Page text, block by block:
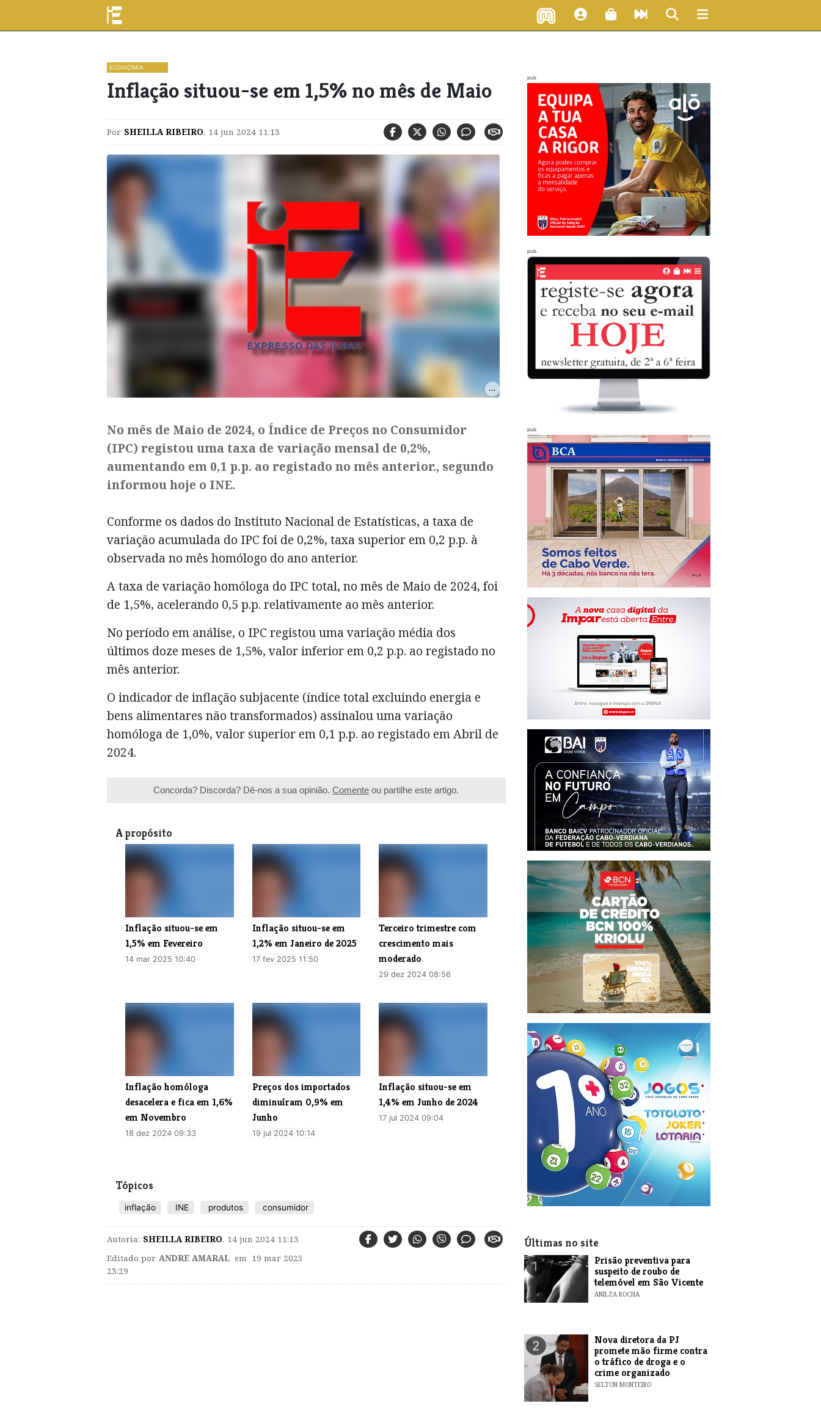
ECONOMIA
Inflação situou-se em 1,5% no mês de Maio
Por SHEILLA RIBEIRO, 14 jun 2024 11:13
No mês de Maio de 2024, o Índice de Preços no Consumidor
(IPC) registou uma taxa de variação mensal de 0,2%,
aumentando em 0,1 p.p. ao registado no mês anterior., segundo
informou hoje o INE.
Conforme os dados do Instituto Nacional de Estatísticas, a taxa de
variação acumulada do IPC foi de 0,2%, taxa superior em 0,2 p.p. à
observada no mês homólogo do ano anterior.
A taxa de variação homóloga do IPC total, no mês de Maio de 2024, foi
de 1,5%, acelerando 0,5 p.p. relativamente ao mês anterior.
No período em análise, o IPC registou uma variação média dos
últimos doze meses de 1,5%, valor inferior em 0,2 p.p. ao registado no
mês anterior.
O indicador de inflação subjacente (índice total excluindo energia e
bens alimentares não transformados) assinalou uma variação
homóloga de 1,0%, valor superior em 0,1 p.p. ao registado em Abril de
2024.
Concorda? Discorda? Dê-nos a sua opinião.Comente ou partilhe este artigo.
A propósito
Inflação situou-se em
1,5% em Fevereiro
14 mar 2025 10:40
​Inflação situou-se em
1,2% em Janeiro de 2025
17 fev 2025 11:50
Terceiro trimestre com
crescimento mais
moderado
29 dez 2024 08:56
Inflação homóloga
desacelera e fica em 1,6%
em Novembro
18 dez 2024 09:33
Preços dos importados
diminuíram 0,9% em
Junho
19 jul 2024 10:14
Inflação situou-se em
1,4% em Junho de 2024
17 jul 2024 09:04
Tópicos
inflação INE produtos consumidor
Autoria: SHEILLA RIBEIRO, 14 jun 2024 11:13
Editado por ANDRE AMARAL em 19 mar 2025
23:29
pub
pub.
pub.
Últimas no site
1
Prisão preventiva para
suspeito de roubo de
telemóvel em São Vicente
ANILZA ROCHA
2
Nova diretora da PJ
promete mão firme contra
o tráfico de droga e o
crime organizado
SELTON MONTEIRO